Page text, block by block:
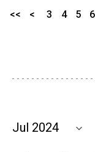
<< < 3 4 5 6